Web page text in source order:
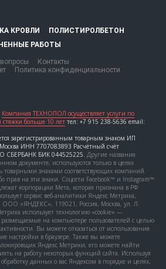
КРОВЛИ
ПОЛИСТИРОЛБЕТОН
РАБОТЫ
Контакты
Политика конфиденциальности
Компания ТЕХНОПОЛ осуществляет услуги по
стяжки больше 10 лет тел: +7 915 238-5636 email:
зарегистрированным товарным знаком ИП
ИНН 7707083893 Расчётный счёт
СБЕРБАНК БИК 044525225. Другие названия
документе, используются только в целях
знаками соответствующих компаний.
прав на эти знаки. Соцсети Facebook™ и Instagram™
корпорации Мета, которая признана в РФ
сервис веб-аналитики Яндекс Метрика,
ООО «ЯНДЕКС», 119021, Россия, Москва, ул. Л.
использует технологию «cookie» —
на компьютере пользователей с целью
Вы можете отказаться от использования
настройки в браузере. Также вы можете
Яндекс Метрики, его можете найти
на работу некоторых функций сайта. Используя
данных о вас Яндексом в порядке и целях,